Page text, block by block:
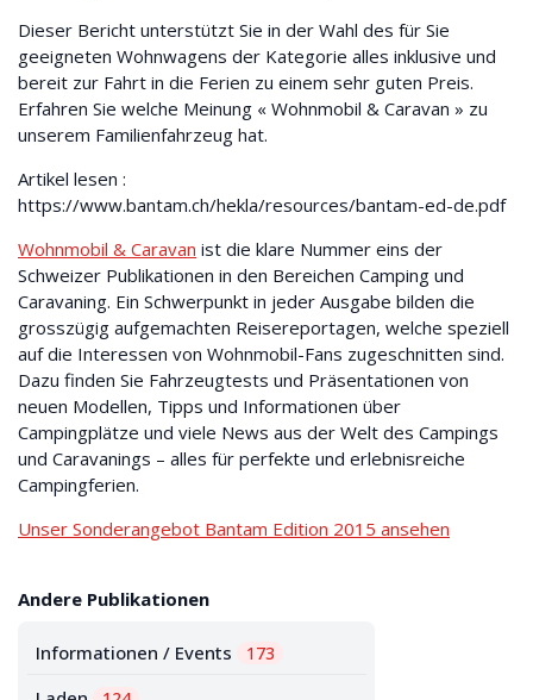
Dieser Bericht unterstützt Sie in der Wahl des für Sie
geeigneten Wohnwagens der Kategorie alles inklusive und
bereit zur Fahrt in die Ferien zu einem sehr guten Preis.
Erfahren Sie welche Meinung « Wohnmobil & Caravan » zu
unserem Familienfahrzeug hat.
Artikel lesen :
https://www.bantam.ch/hekla/resources/bantam-ed-de.pdf
Wohnmobil & Caravan ist die klare Nummer eins der
Schweizer Publikationen in den Bereichen Camping und
Caravaning. Ein Schwerpunkt in jeder Ausgabe bilden die
grosszügig aufgemachten Reisereportagen, welche speziell
auf die Interessen von Wohnmobil-Fans zugeschnitten sind.
Dazu finden Sie Fahrzeugtests und Präsentationen von
neuen Modellen, Tipps und Informationen über
Campingplätze und viele News aus der Welt des Campings
und Caravanings – alles für perfekte und erlebnisreiche
Campingferien.
Unser Sonderangebot Bantam Edition 2015 ansehen
Andere Publikationen
Informationen / Events 173